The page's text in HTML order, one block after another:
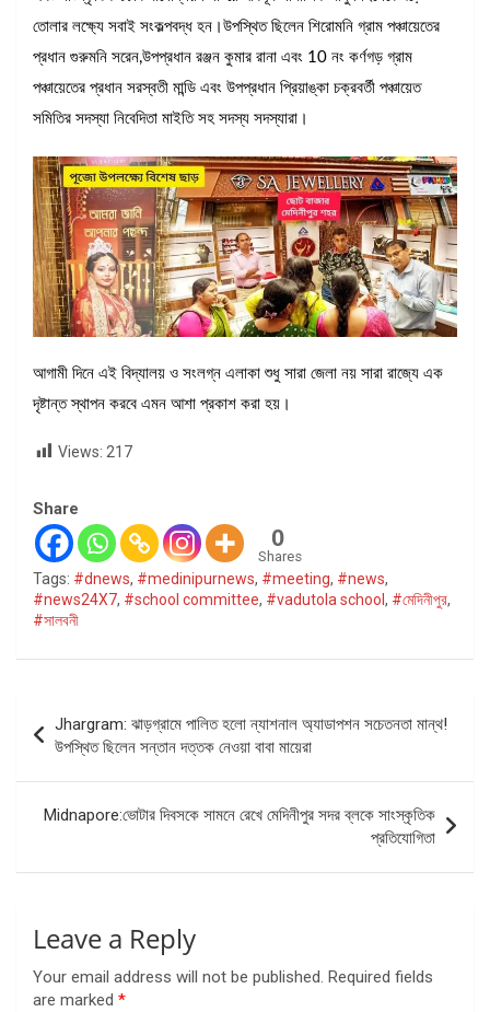
তোলার লক্ষ্যে সবাই সংকল্পবদ্ধ হন।উপস্থিত ছিলেন শিরোমনি গ্রাম পঞ্চায়েতের
প্রধান গুরুমনি সরেন,উপপ্রধান রঞ্জন কুমার রানা এবং 10 নং কর্ণগড় গ্রাম
পঞ্চায়েতের প্রধান সরস্বতী মান্ডি এবং উপপ্রধান প্রিয়াঙ্কা চক্রবর্তী পঞ্চায়েত
সমিতির সদস্যা নিবেদিতা মাইতি সহ সদস্য সদস্যারা।
আগামী দিনে এই বিদ্যালয় ও সংলগ্ন এলাকা শুধু সারা জেলা নয় সারা রাজ্যে এক
দৃষ্টান্ত স্থাপন করবে এমন আশা প্রকাশ করা হয়।
Views: 217
Share
0
Shares
Tags: #dnews, #medinipurnews, #meeting, #news,
#news24X7, #school committee, #vadutola school , #মেদিনীপুর,
#সালবনী
Post
navigation
Jhargram: ঝাড়গ্রামে পালিত হলো ন্যাশনাল অ্যাডাপশন সচেতনতা মান্থ!
উপস্থিত ছিলেন সন্তান দত্তক নেওয়া বাবা মায়েরা
Midnapore:ভোটার দিবসকে সামনে রেখে মেদিনীপুর সদর ব্লকে সাংস্কৃতিক
প্রতিযোগিতা
Leave a Reply
Your email address will not be published. Required fields
are marked *